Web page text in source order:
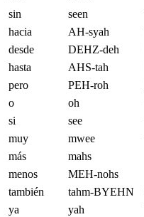
sin seen
hacia AH-syah
desde DEHZ-deh
hasta AHS-tah
pero PEH-roh
o oh
si see
muy mwee
más mahs
menos MEH-nohs
también tahm-BYEHN
ya yah